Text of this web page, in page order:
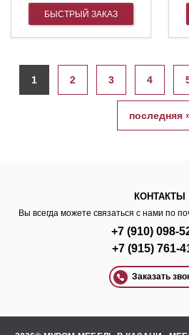
БЫСТРЫЙ ЗАКАЗ
Страницы
1 2 3 4
последняя
КОНТАКТЫ
Вы всегда можете связаться с нами по
+7 (910) 098-
+7 (915) 761-
Заказать